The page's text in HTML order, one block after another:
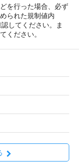
を行った場合、必ず
られた規制値内
してください。ま
ください。